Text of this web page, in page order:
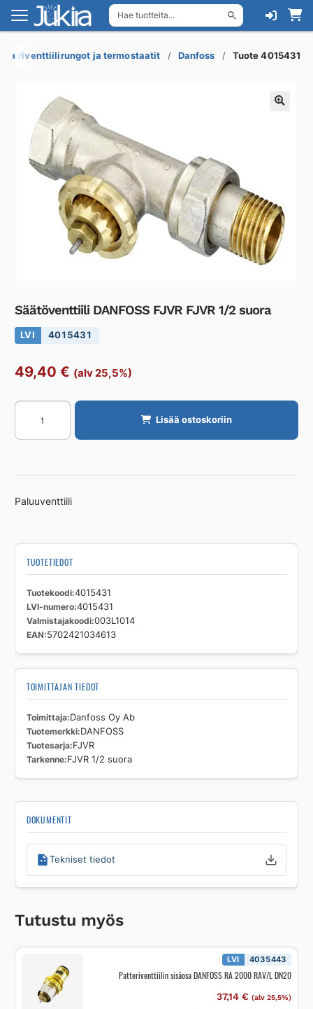
Hae tuotteita...
Siirry
navigointiin
Siirry
sisältöön
ja termostaatit Danfoss Tuote 4015431
Säätöventtiili DANFOSS FJVR FJVR 1/2 suora
LVI 4015431
49,40 € (alv 25,5%)
Säätöventtiili
DANFOSS
FJVR
1/2
määrä
Lisää ostoskoriin
Paluuventtiili
TUOTETIEDOT
Tuotekoodi 4015431
LVI-numero 4015431
Valmistajakoodi 003L1014
EAN 5702421034613
TOIMITTAJAN TIEDOT
Toimittaja Danfoss Oy Ab
Tuotemerkki DANFOSS
Tuotesarja FJVR
Tarkenne FJVR 1/2 suora
DOKUMENTIT
Tekniset tiedot
Tutustu myös
LVI 4035443
Patteriventtiilin sisäosa DANFOSS RA 2000 RAV/L DN20
37,14 € (alv 25,5%)